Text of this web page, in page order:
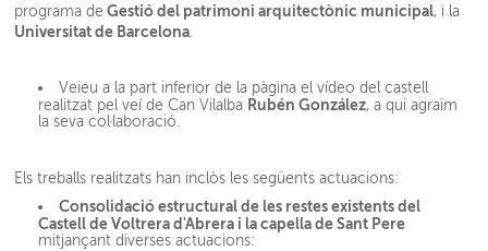
programa de Gestió del patrimoni arquitectònic municipal, i la
Universitat de Barcelona
Veieu a la part inferior de la pàgina el vídeo del castell
realitzat pel veí de Can Vilalba Rubén González, a qui agraïm
la seva col·laboració.
Els treballs realitzats han inclòs les següents actuacions:
Consolidació estructural de les restes existents del
Castell de Voltrera d'Abrera i la capella de Sant Pere
mitjançant diverses actuacions: